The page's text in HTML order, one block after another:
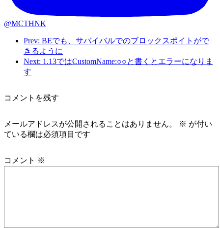
@MCTHNK
Prev: BEでも、サバイバルでのブロックスポイトがで
きるように
Next: 1.13ではCustomName:○○と書くとエラーになりま
す
コメントを残す
メールアドレスが公開されることはありません。 ※ が付い
ている欄は必須項目です
コメント ※